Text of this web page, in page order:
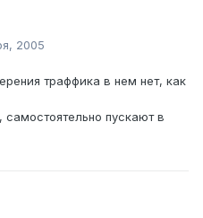
2005
траффика в нем нет, как
самостоятельно пускают в